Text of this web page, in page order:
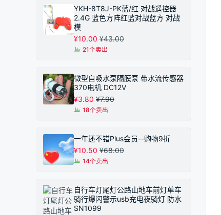
YKH-8T8J-PK蓝/红 对战遥控器
2.4G 蓝色方阵红蓝对战蓝方 对战
模
¥10.00 ¥43.00
21个卖出
微型自吸水泵隔膜泵 带水流传感器
370电机 DC12V
¥3.80 ¥7.90
18个卖出
一年还不错Plus会员--购物9折
¥10.50 ¥68.00
14个卖出
自行车灯尾灯公路山地车前灯单车
骑行爆闪警示usb充电夜骑灯 防水
SN1099